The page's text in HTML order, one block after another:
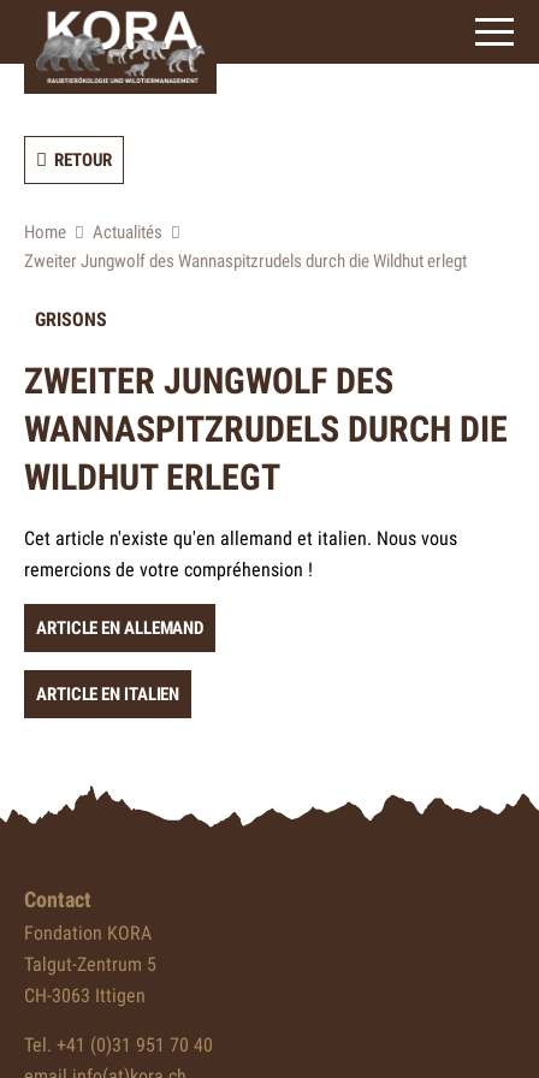
caractères)
RETOUR
Home
Actualités
Zweiter Jungwolf des Wannaspitzrudels durch die Wildhut erlegt
GRISONS
ZWEITER JUNGWOLF DES
WANNASPITZRUDELS DURCH DIE
WILDHUT ERLEGT
Cet article n'existe qu'en allemand et italien. Nous vous
remercions de votre compréhension !
ARTICLE EN ALLEMAND
ARTICLE EN ITALIEN
Contact
Fondation KORA
Talgut-Zentrum 5
CH-3063 Ittigen
Tel. +41 (0)31 951 70 40